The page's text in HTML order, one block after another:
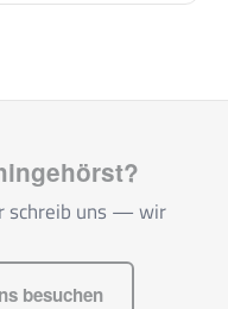
schreib uns — wir
besuchen